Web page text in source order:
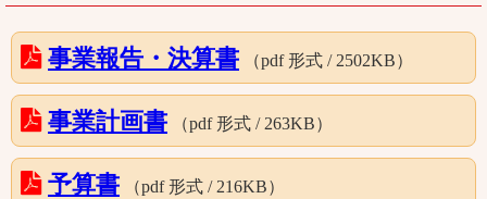
事業報告・決算書 （pdf 形式 / 2502KB）
事業計画書 （pdf 形式 / 263KB）
予算書 （pdf 形式 / 216KB）